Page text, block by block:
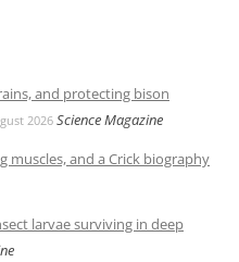
and protecting bison
2026 Science Magazine
muscles, and a Crick biography
larvae surviving in deep